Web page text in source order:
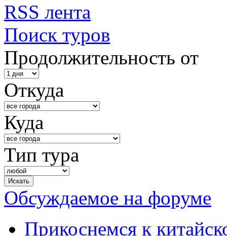
RSS лента
Поиск туров
Продолжительность от
Откуда
Куда
Тип тура
Обсуждаемое на форуме
Прикоснемся к